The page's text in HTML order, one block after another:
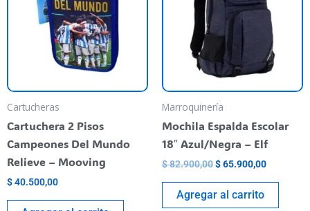
Cartucheras
Cartuchera 2 Pisos
Campeones Del Mundo
Relieve – Mooving
$40.500,00
Marroquinería
Mochila Espalda Escolar
18″ Azul/Negra – Elf
$82.900,00$65.900,00
Agregar al carrito